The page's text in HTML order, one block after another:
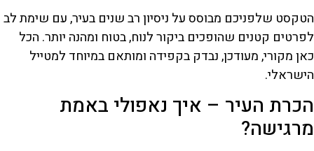
הטקסט שלפניכם מבוסס על ניסיון רב שנים בעיר, עם שימת לב
לפרטים קטנים שהופכים ביקור לנוח, בטוח ומהנה יותר. הכל
כאן מקורי, מעודכן, נבדק בקפידה ומותאם במיוחד למטייל
הישראלי.
הכרת העיר – איך נאפולי באמת
מרגישה?